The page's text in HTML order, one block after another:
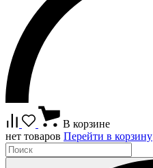
В корзине
нет товаров Перейти в корзину